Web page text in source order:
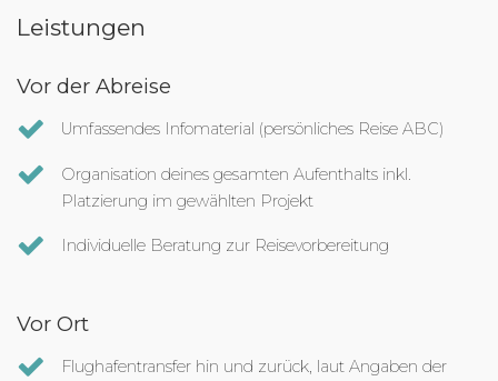
Leistungen
Vor der Abreise
Umfassendes Infomaterial (persönliches Reise ABC)
Organisation deines gesamten Aufenthalts inkl.
Platzierung im gewählten Projekt
Individuelle Beratung zur Reisevorbereitung
Vor Ort
Flughafentransfer hin und zurück, laut Angaben der